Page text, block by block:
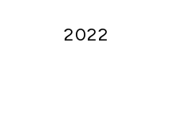
2022